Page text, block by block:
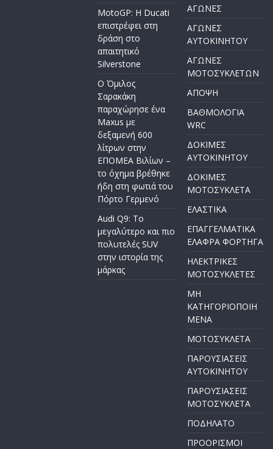
MotoGP: Η Ducati
επιστρέφει στη
δράση στο
απαιτητικό
Silverstone
Ο Όμιλος
Σαρακάκη
παραχώρησε ένα
Maxus με
δεξαμενή 600
λίτρων στην
ΕΠΟΜΕΑ Βιλίων –
το όχημα βρέθηκε
ήδη στη φωτιά του
Πόρτο Γερμενό
Audi Q9: Το
μεγαλύτερο και πιο
πολυτελές SUV
στην ιστορία της
μάρκας
ΑΓΩΝΕΣ
ΑΓΩΝΕΣ
AYTOKINHTOY
ΑΓΩΝΕΣ
ΜΟΤΟΣΥΚΛΕΤΩΝ
ΑΠΟΨΗ
ΒΑΘΜΟΛΟΓΙΑ
WRC
ΔΟΚΙΜΕΣ
ΑΥΤΟΚΙΝΗΤΟΥ
ΔΟΚΙΜΕΣ
ΜΟΤΟΣΥΚΛΕΤΑ
ΕΛΑΣΤΙΚΑ
ΕΠΑΓΓΕΛΜΑΤΙΚΑ
ΕΛΑΦΡΑ ΦΟΡΤΗΓΑ
ΗΛΕΚΤΡΙΚΕΣ
ΜΟΤΟΣΥΚΛΕΤΕΣ
ΜΗ
ΚΑΤΗΓΟΡΙΟΠΟΙΗ
ΜΕΝΑ
ΜΟΤΟΣΥΚΛΕΤΑ
ΠΑΡΟΥΣΙΑΣΕΙΣ
ΑΥΤΟΚΙΝΗΤΟΥ
ΠΑΡΟΥΣΙΑΣΕΙΣ
ΜΟΤΟΣΥΚΛΕΤΑ
ΠΟΔΗΛΑΤΟ
ΠΡΟΟΡΙΣΜΟΙ